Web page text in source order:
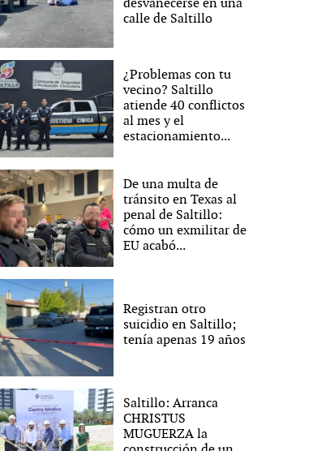
desvanecerse en una
calle de Saltillo
¿Problemas con tu
vecino? Saltillo
atiende 40 conflictos
al mes y el
estacionamiento...
De una multa de
tránsito en Texas al
penal de Saltillo:
cómo un exmilitar de
EU acabó...
Registran otro
suicidio en Saltillo;
tenía apenas 19 años
Saltillo: Arranca
CHRISTUS
MUGUERZA la